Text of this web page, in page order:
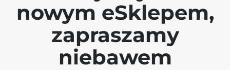
nowym eSklepem,
zapraszamy
niebawem